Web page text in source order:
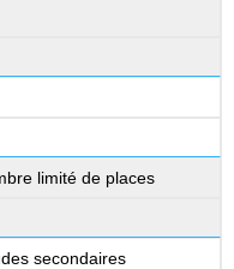
limité de places
secondaires